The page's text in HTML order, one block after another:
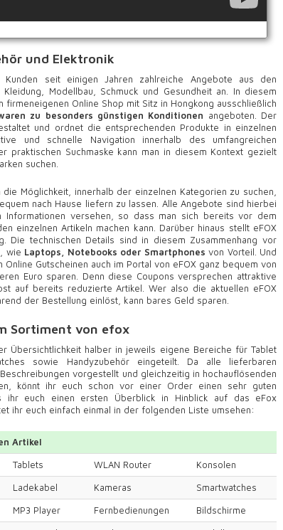
und Elektronik
seit einigen Jahren zahlreiche Angebote aus den
Modellbau, Schmuck und Gesundheit an. In diesem
firmeneigenen Online Shop mit Sitz in Hongkong ausschließlich
zu besonders günstigen Konditionen angeboten. Der
und ordnet die entsprechenden Produkte in einzelnen
und schnelle Navigation innerhalb des umfangreichen
praktischen Suchmaske kann man in diesem Kontext gezielt
suchen.
Möglichkeit, innerhalb der einzelnen Kategorien zu suchen,
nach Hause liefern zu lassen. Alle Angebote sind hierbei
Informationen versehen, so dass man sich bereits vor dem
einzelnen Artikeln machen kann. Darüber hinaus stellt eFOX
Die technischen Details sind in diesem Zusammenhang vor
wie Laptops, Notebooks oder Smartphones von Vorteil. Und
Gutscheinen auch im Portal von eFOX ganz bequem von
Euro sparen. Denn diese Coupons versprechen attraktive
auf bereits reduzierte Artikel. Wer also die aktuellen eFOX
der Bestellung einlöst, kann bares Geld sparen.
Sortiment von efox
Übersichtlichkeit halber in jeweils eigene Bereiche für Tablet
sowie Handyzubehör eingeteilt. Da alle lieferbaren
vorgestellt und gleichzeitig in hochauflösenden
könnt ihr euch schon vor einer Order einen sehr guten
ihr euch einen ersten Überblick in Hinblick auf das eFox
ihr euch einfach einmal in der folgenden Liste umsehen:
Artikel
Tablets WLAN Router
Konsolen
Ladekabel Kameras
Smartwatches
MP3 Player Fernbedienungen
Bildschirme